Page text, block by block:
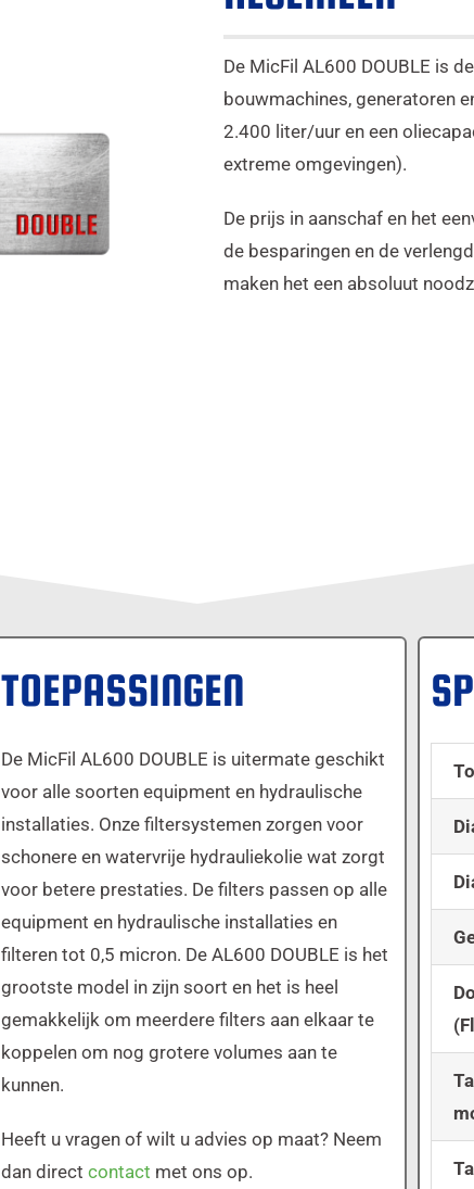
De MicFil AL600 DOUBLE is
bouwmachines, generatoren
2.400 liter/uur en een
extreme omgevingen).
De prijs in aanschaf en het
de besparingen en de
maken het een absoluut
TOEPASSINGEN
De MicFil AL600 DOUBLE is uitermate geschikt
voor alle soorten equipment en hydraulische
installaties. Onze filtersystemen zorgen voor
schonere en watervrije hydrauliekolie wat zorgt
voor betere prestaties. De filters passen op alle
equipment en hydraulische installaties en
filteren tot 0,5 micron. De AL600 DOUBLE is het
grootste model in zijn soort en het is heel
gemakkelijk om meerdere filters aan elkaar te
koppelen om nog grotere volumes aan te
kunnen.
Heeft u vragen of wilt u advies op maat? Neem
dan direct contact met ons op.